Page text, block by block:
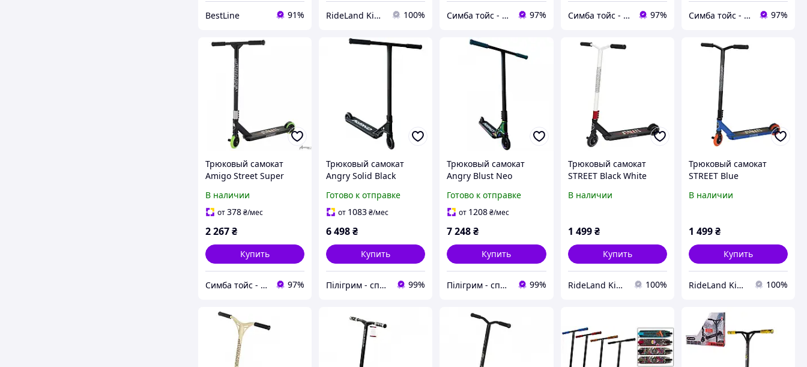
BestLine 91% RideLand Kids & Sport 100% Симба тойс - интернет-магазин детских игрушек 97% Симба тойс - интернет-магазин детских игрушек 97% Симба тойс - интернет-магазин детских игрушек 97%
Трюковый самокат
Amigo Street Super
EX-1979
В наличии
от378₴/мес
2 267₴
Купить
Симба тойс - интернет-магазин детских игрушек 97%
Трюковый самокат
Angry Solid Black
Готово к отправке
от 1083₴/мес
6 498₴
Купить
Пілігрим - спеціалізований велосипедний магазин 99%
Трюковый самокат
Angry Blust Neo
Готово к отправке
от 1208₴/мес
7 248₴
Купить
Пілігрим - спеціалізований велосипедний магазин 99%
Трюковый самокат
STREET Black White
В наличии
1 499 ₴
Купить
RideLand Kids & Sport 100%
Трюковый самокат
STREET Blue
В наличии
1 499₴
Купить
RideLand Kids & Sport 100%